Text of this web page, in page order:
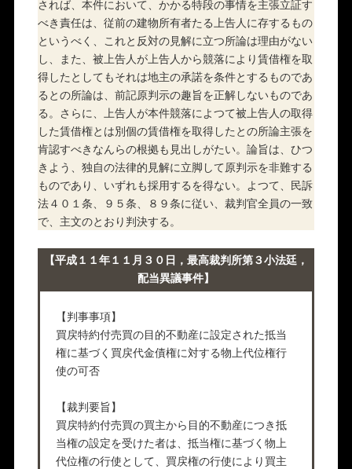
されば、本件において、かかる特段の事情を主張立証す
べき責任は、従前の建物所有者たる上告人に存するもの
というべく、これと反対の見解に立つ所論は理由がない
し、また、被上告人が上告人から競落により賃借権を取
得したとしてもそれは地主の承諾を条件とするものであ
るとの所論は、前記原判示の趣旨を正解しないものであ
る。さらに、上告人が本件競落によつて被上告人の取得
した賃借権とは別個の賃借権を取得したとの所論主張を
肯認すべきなんらの根拠も見出しがたい。論旨は、ひつ
きよう、独自の法律的見解に立脚して原判示を非難する
ものであり、いずれも採用するを得ない。よつて、民訴
法４０１条、９５条、８９条に従い、裁判官全員の一致
で、主文のとおり判決する。
【平成１１年１１月３０日，最高裁判所第３小法廷，
配当異議事件】
【判事事項】
買戻特約付売買の目的不動産に設定された抵当
権に基づく買戻代金債権に対する物上代位権行
使の可否
【裁判要旨】
買戻特約付売買の買主から目的不動産につき抵
当権の設定を受けた者は、抵当権に基づく物上
代位権の行使として、買戻権の行使により買主